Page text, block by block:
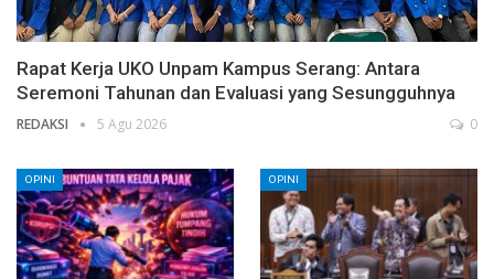
Rapat Kerja UKO Unpam Kampus Serang: Antara
Seremoni Tahunan dan Evaluasi yang Sesungguhnya
REDAKSI 5 Agu 2026 0
OPINI OPINI